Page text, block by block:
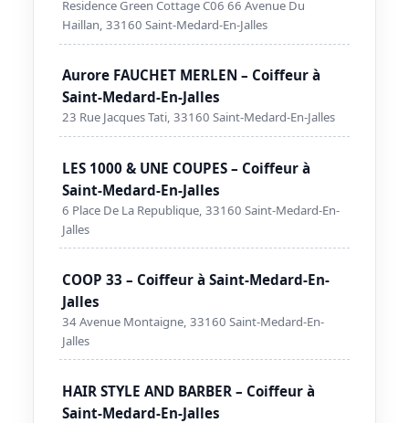
Residence Green Cottage C06 66 Avenue Du
Haillan, 33160 Saint-Medard-En-Jalles
Aurore FAUCHET MERLEN – Coiffeur à
Saint-Medard-En-Jalles
23 Rue Jacques Tati, 33160 Saint-Medard-En-Jalles
LES 1000 & UNE COUPES – Coiffeur à
Saint-Medard-En-Jalles
6 Place De La Republique, 33160 Saint-Medard-En-
Jalles
COOP 33 – Coiffeur à Saint-Medard-En-
Jalles
34 Avenue Montaigne, 33160 Saint-Medard-En-
Jalles
HAIR STYLE AND BARBER – Coiffeur à
Saint-Medard-En-Jalles